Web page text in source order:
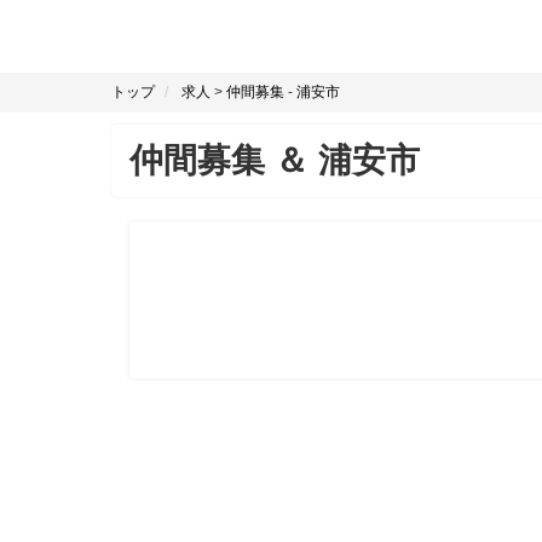
トップ 求人 > 仲間募集 - 浦安市
仲間募集 ＆ 浦安市